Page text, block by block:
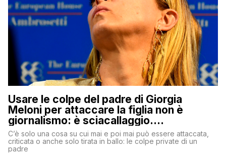
Usare le colpe del padre di Giorgia
Meloni per attaccare la figlia non è
giornalismo: è sciacallaggio.
Dimostriamo di essere diversi
C’è solo una cosa su cui mai e poi mai può essere attaccata,
criticata o anche solo tirata in ballo: le colpe private di un
padre